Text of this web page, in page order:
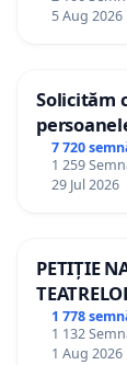
5 Aug 2026
Solicităm
7 720
1 259
29 Jul 2026
PETIȚIE
ROMÂNIA
1 778
1 132
1 Aug 2026